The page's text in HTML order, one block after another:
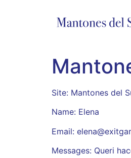
Site: Mantones del
Name: Elena
Email:
Messages: Queri